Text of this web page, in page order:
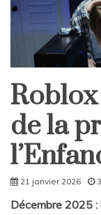
Home
Société
de la
21 janvier 2026
Décembre 2025 :